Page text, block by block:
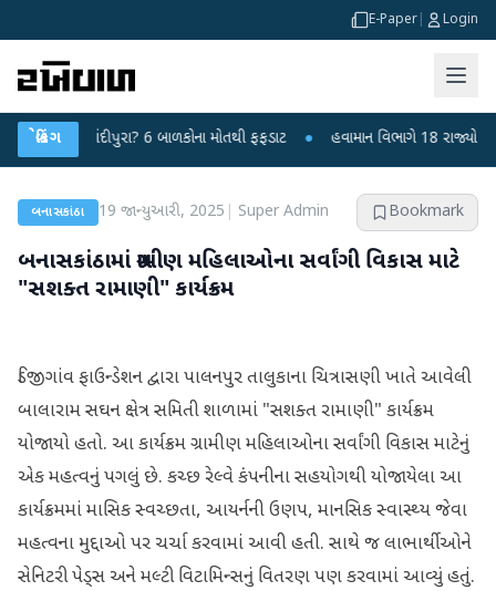
E-Paper Login
બ્રેકિંગ
કે ચાંદીપુરા? 6 બાળકોના મોતથી ફફડાટ ● હવામાન વિભાગે 18 રાજ્યો માટે ભારે
બનાસકાંઠા 19 જાન્યુઆરી, 2025 Super Admin Bookmark
બનાસકાંઠામાં ગ્રામીણ મહિલાઓના સર્વાંગી વિકાસ માટે
"સશક્ત રામાણી" કાર્યક્રમ
ડિજીગાંવ ફાઉન્ડેશન દ્વારા પાલનપુર તાલુકાના ચિત્રાસણી ખાતે આવેલી
બાલારામ સઘન ક્ષેત્ર સમિતી શાળામાં "સશક્ત રામાણી" કાર્યક્રમ
યોજાયો હતો. આ કાર્યક્રમ ગ્રામીણ મહિલાઓના સર્વાંગી વિકાસ માટેનું
એક મહત્વનું પગલું છે. કચ્છ રેલ્વે કંપનીના સહયોગથી યોજાયેલા આ
કાર્યક્રમમાં માસિક સ્વચ્છતા, આયર્નની ઉણપ, માનસિક સ્વાસ્થ્ય જેવા
મહત્વના મુદ્દાઓ પર ચર્ચા કરવામાં આવી હતી. સાથે જ લાભાર્થીઓને
સેનિટરી પેડ્સ અને મલ્ટી વિટામિન્સનું વિતરણ પણ કરવામાં આવ્યું હતું.